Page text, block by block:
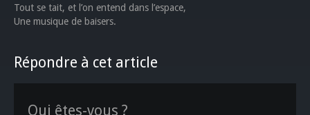
Tout se tait, et l’on entend dans l’espace,
Une musique de baisers.
Répondre à cet article
Qui êtes-vous ?